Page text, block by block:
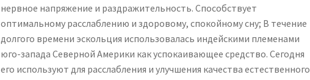
нервное напряжение и раздражительность. Способствует
оптимальному расслаблению и здоровому, спокойному сну; В течение
долгого времени эскольция использовалась индейскими племенами
юго-запада Северной Америки как успокаивающее средство. Сегодня
его используют для расслабления и улучшения качества естественного